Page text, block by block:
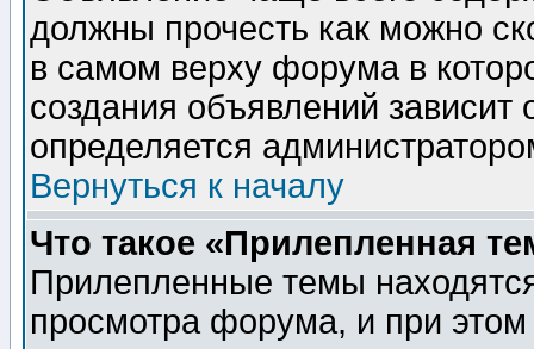
должны прочесть как можно
в самом верху форума в
создания объявлений зависит
определяется
Вернуться к началу
Что такое «Прилепленная
Прилепленные темы
просмотра форума, и при